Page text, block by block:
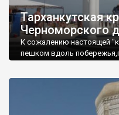
Тарханкутская
Черноморского
К сожалению настоящей
пешком вдоль